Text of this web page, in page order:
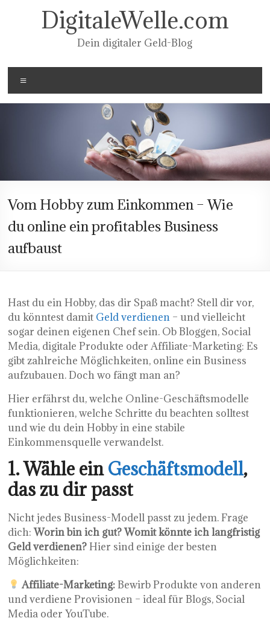
springenDigitaleWelle.com
Dein digitaler Geld-Blog
Vom Hobby zum Einkommen – Wie
du online ein profitables Business
aufbaust
Hast du ein Hobby, das dir Spaß macht? Stell dir vor,
du könntest damit Geld verdienen – und vielleicht
sogar deinen eigenen Chef sein. Ob Bloggen, Social
Media, digitale Produkte oder Affiliate-Marketing: Es
gibt zahlreiche Möglichkeiten, online ein Business
aufzubauen. Doch wo fängt man an?
Hier erfährst du, welche Online-Geschäftsmodelle
funktionieren, welche Schritte du beachten solltest
und wie du dein Hobby in eine stabile
Einkommensquelle verwandelst.
1. Wähle einGeschäftsmodell,
das zu dir passt
Nicht jedes Business-Modell passt zu jedem. Frage
dich:Worin bin ich gut? Womit könnte ich langfristig
Geld verdienen?Hier sind einige der besten
Möglichkeiten:
Affiliate-Marketing:Bewirb Produkte von anderen
und verdiene Provisionen – ideal für Blogs, Social
Media oder YouTube.